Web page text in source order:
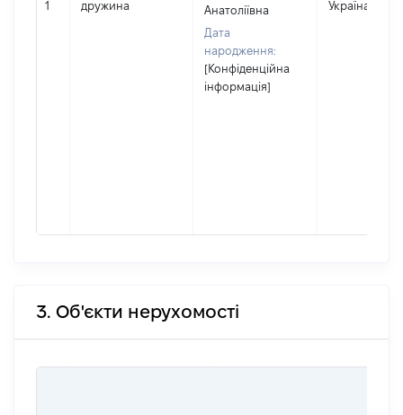
1 дружина
Анатоліївна
Дата
народження:
[Конфіденційна
інформація]
Україна
3. Об'єкти нерухомості